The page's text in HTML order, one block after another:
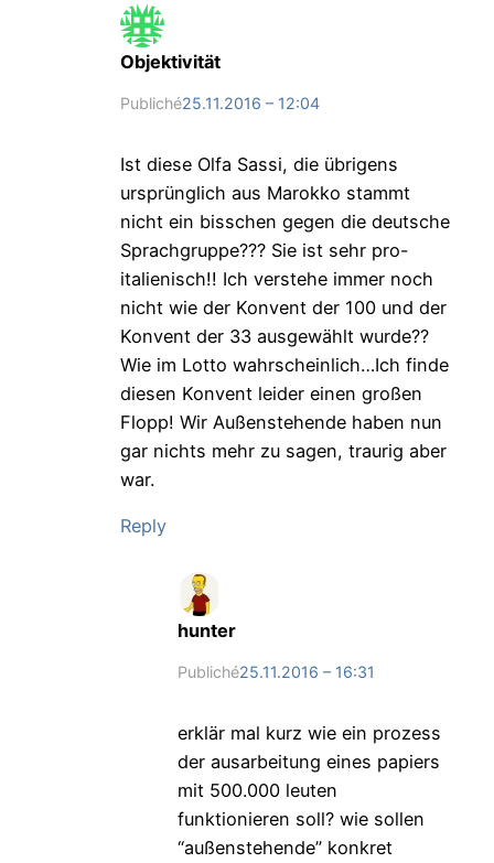
Objektivität
Publiché25.11.2016 – 12:04
Ist diese Olfa Sassi, die übrigens
ursprünglich aus Marokko stammt
nicht ein bisschen gegen die deutsche
Sprachgruppe??? Sie ist sehr pro-
italienisch!! Ich verstehe immer noch
nicht wie der Konvent der 100 und der
Konvent der 33 ausgewählt wurde??
Wie im Lotto wahrscheinlich…Ich finde
diesen Konvent leider einen großen
Flopp! Wir Außenstehende haben nun
gar nichts mehr zu sagen, traurig aber
war.
Reply
hunter
Publiché25.11.2016 – 16:31
erklär mal kurz wie ein prozess
der ausarbeitung eines papiers
mit 500.000 leuten
funktionieren soll? wie sollen
“außenstehende” konkret